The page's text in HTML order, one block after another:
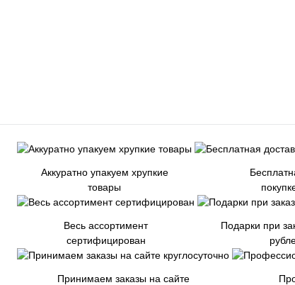
Аккуратно упакуем хрупкие
товары
Весь ассортимент
сертифицирован
Подарки при
Принимаем заказы на сайте